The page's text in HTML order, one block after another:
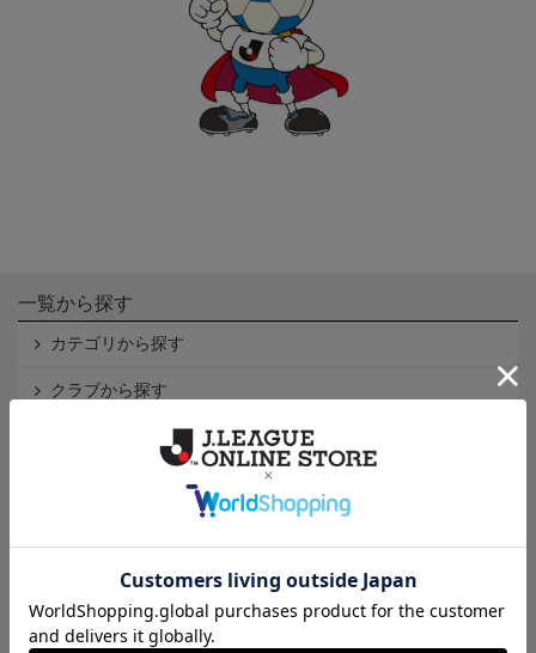
一覧から探す
カテゴリから探す
クラブから探す
Ｊ2
インフォメーション
個人情報保護方針